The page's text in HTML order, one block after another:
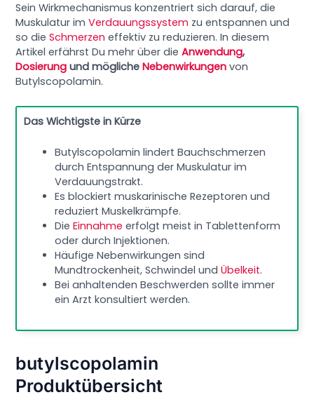
Sein Wirkmechanismus konzentriert sich darauf, die
Muskulatur imVerdauungssystem zu entspannen und
so dieSchmerzen effektiv zu reduzieren. In diesem
Artikel erfährst Du mehr über dieAnwendung,
Dosierung und möglicheNebenwirkungen von
Butylscopolamin.
Das Wichtigste in Kürze
Butylscopolamin lindert Bauchschmerzen
durch Entspannung der Muskulatur im
Verdauungstrakt.
Es blockiert muskarinische Rezeptoren und
reduziert Muskelkrämpfe.
DieEinnahme erfolgt meist in Tablettenform
oder durch Injektionen.
Häufige Nebenwirkungen sind
Mundtrockenheit, Schwindel undÜbelkeit.
Bei anhaltenden Beschwerden sollte immer
ein Arzt konsultiert werden.
butylscopolamin
Produktübersicht